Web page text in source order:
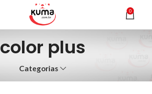
0
color plus
Categorias